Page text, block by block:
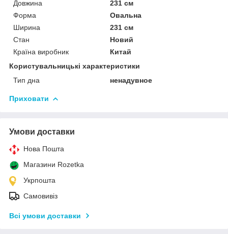
Довжина
231 см
Форма
Овальна
Ширина
231 см
Стан
Новий
Країна виробник
Китай
Користувальницькі характеристики
Тип дна
ненадувное
Приховати
Умови доставки
Нова Пошта
Магазини Rozetka
Укрпошта
Самовивіз
Всі умови доставки